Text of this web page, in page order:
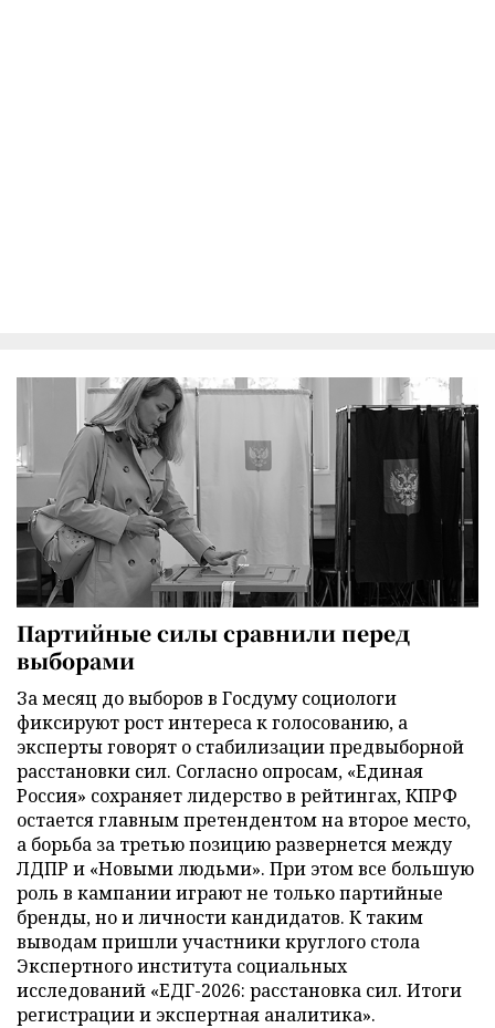
Партийные силы сравнили перед
выборами
За месяц до выборов в Госдуму социологи
фиксируют рост интереса к голосованию, а
эксперты говорят о стабилизации предвыборной
расстановки сил. Согласно опросам, «Единая
Россия» сохраняет лидерство в рейтингах, КПРФ
остается главным претендентом на второе место,
а борьба за третью позицию развернется между
ЛДПР и «Новыми людьми». При этом все большую
роль в кампании играют не только партийные
бренды, но и личности кандидатов. К таким
выводам пришли участники круглого стола
Экспертного института социальных
исследований «ЕДГ-2026: расстановка сил. Итоги
регистрации и экспертная аналитика».